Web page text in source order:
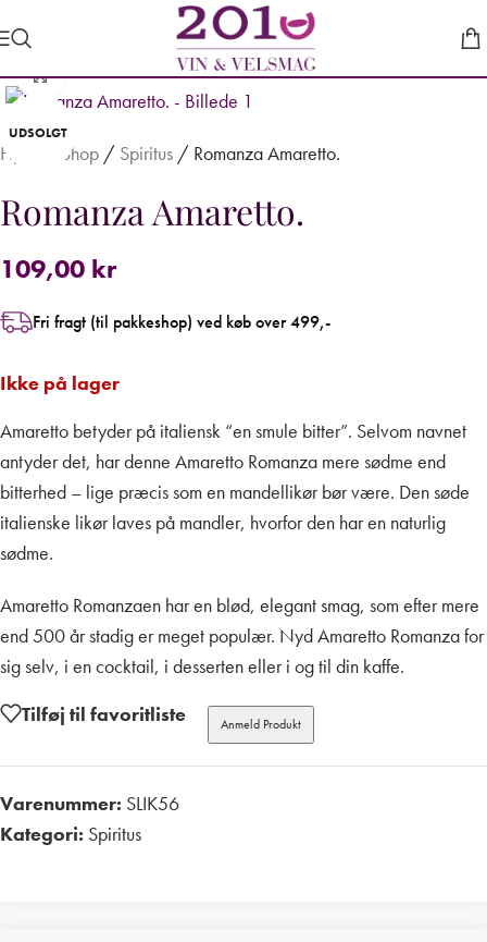
UDSOLGT
Forstør
Hjem Shop / Spiritus / Romanza Amaretto.
Romanza Amaretto.
109,00 kr
Fri fragt (til pakkeshop) ved køb over 499,-
Ikke på lager
Amaretto betyder på italiensk “en smule bitter”. Selvom navnet
antyder det, har denne Amaretto Romanza mere sødme end
bitterhed – lige præcis som en mandellikør bør være. Den søde
italienske likør laves på mandler, hvorfor den har en naturlig
sødme.
Amaretto Romanzaen har en blød, elegant smag, som efter mere
end 500 år stadig er meget populær. Nyd Amaretto Romanza for
sig selv, i en cocktail, i desserten eller i og til din kaffe.
Tilføj til favoritliste
Anmeld Produkt
Varenummer: SLIK56
Kategori: Spiritus